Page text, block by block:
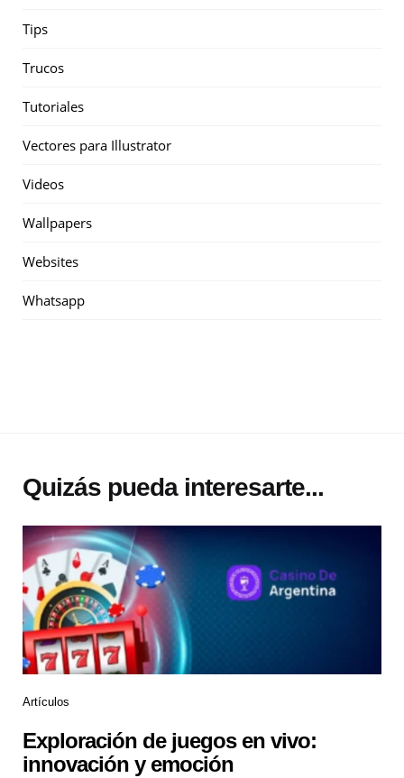
Tips
Trucos
Tutoriales
Vectores para Illustrator
Videos
Wallpapers
Websites
Whatsapp
Quizás pueda interesarte...
Artículos
Exploración de juegos en vivo:
innovación y emoción